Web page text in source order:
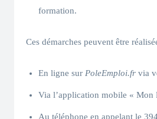
formation.
Ces démarches peuvent être
En ligne sur PoleEmploi.fr via
Via l’application mobile « Mon
Au téléphone en appelant le